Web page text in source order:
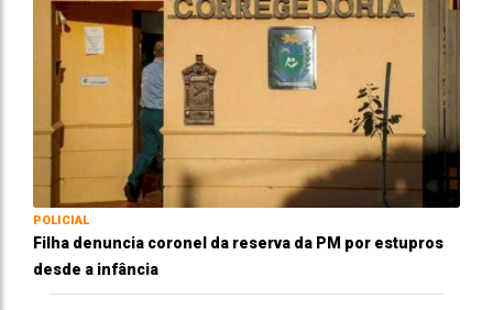
POLICIAL
Filha denuncia coronel da reserva da PM por estupros
desde a infância